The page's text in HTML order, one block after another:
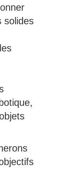
solides